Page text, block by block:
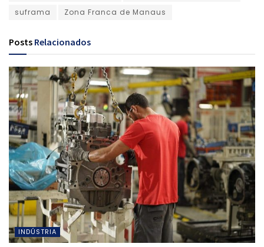
suframa
Zona Franca de Manaus
Posts Relacionados
INDÚSTRIA